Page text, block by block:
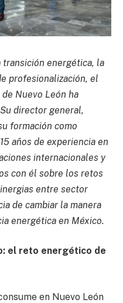
transición energética, la
profesionalización, el
Nuevo León ha
director general,
formación como
años de experiencia en
internacionales y
con él sobre los retos
entre sector
de cambiar la manera
energética en México.
el reto energético de
en Nuevo León